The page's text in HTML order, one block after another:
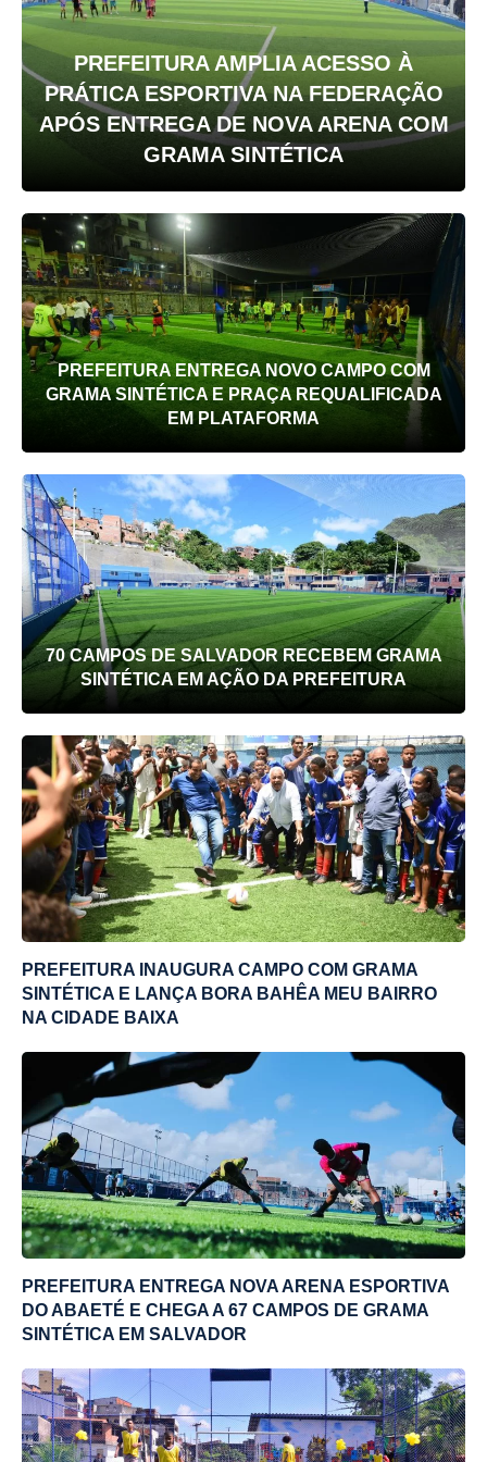
PREFEITURA AMPLIA ACESSO À
PRÁTICA ESPORTIVA NA FEDERAÇÃO
APÓS ENTREGA DE NOVA ARENA COM
GRAMA SINTÉTICA
PREFEITURA ENTREGA NOVO CAMPO COM
GRAMA SINTÉTICA E PRAÇA REQUALIFICADA
EM PLATAFORMA
70 CAMPOS DE SALVADOR RECEBEM GRAMA
SINTÉTICA EM AÇÃO DA PREFEITURA
PREFEITURA INAUGURA CAMPO COM GRAMA
SINTÉTICA E LANÇA BORA BAHÊA MEU BAIRRO
NA CIDADE BAIXA
PREFEITURA ENTREGA NOVA ARENA ESPORTIVA
DO ABAETÉ E CHEGA A 67 CAMPOS DE GRAMA
SINTÉTICA EM SALVADOR